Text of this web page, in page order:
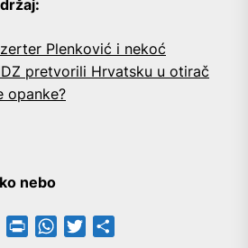
Plenković i nekoć
pretvorili Hrvatsku u otirač
opanke?
nebo
TelegramPrintFriendly
WhatsApp
Twitter